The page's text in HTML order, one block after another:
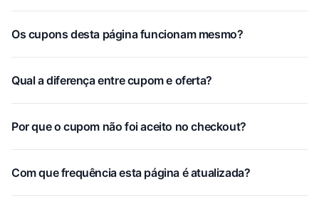
Os cupons desta página funcionam mesmo?
Qual a diferença entre cupom e oferta?
Por que o cupom não foi aceito no checkout?
Com que frequência esta página é atualizada?